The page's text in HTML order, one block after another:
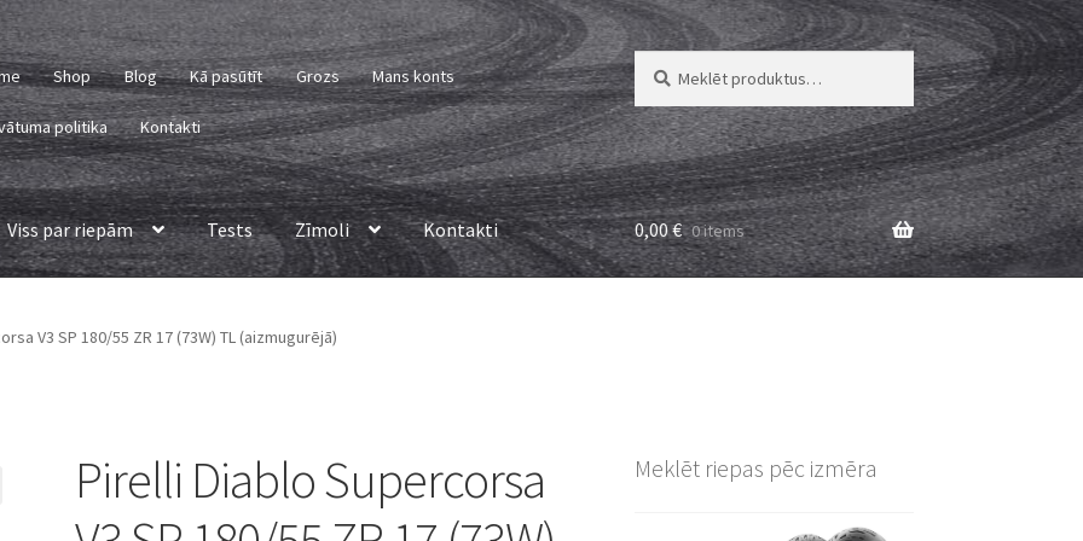
Shop Blog Kā pasūtīt Grozs Mans konts
politika Kontakti
Meklēt:
Meklēt
Viss par riepām Tests Zīmoli Kontakti 0,00€ 0 items
V3 SP 180/55 ZR 17 (73W) TL (aizmugurējā)
Pirelli Diablo Supercorsa
Meklēt riepas pēc izmēra